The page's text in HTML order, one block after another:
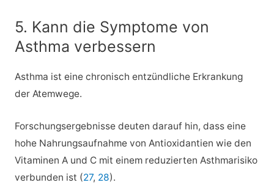
5. Kann die Symptome von
Asthma verbessern
Asthma ist eine chronisch entzündliche Erkrankung
der Atemwege.
Forschungsergebnisse deuten darauf hin, dass eine
hohe Nahrungsaufnahme von Antioxidantien wie den
Vitaminen A und C mit einem reduzierten Asthmarisiko
verbunden ist (27, 28).